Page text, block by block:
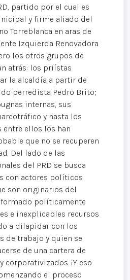
partido por el cual es
y firme aliado del
Torreblanca en aras de
Izquierda Renovadora
los otros grupos de
atrás: los priístas
la alcaldía a partir de
perredista Pedro Brito;
internas, sus
y hasta los
entre ellos los han
que no se recuperen
Del lado de las
del PRD se busca
con actores políticos
son originarios del
políticamente
e inexplicables recursos
a dilapidar con los
de trabajo y quien se
de una cartera de
corporativizados. ¡Y eso
el proceso